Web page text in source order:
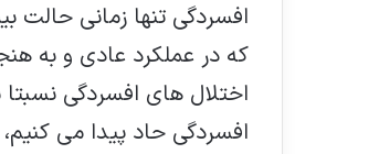
افسردگی تنها زمانی حالت
که در عملکرد عادی و به
افسردگی حاد پیدا می کنیم، در اختلال افسردگی